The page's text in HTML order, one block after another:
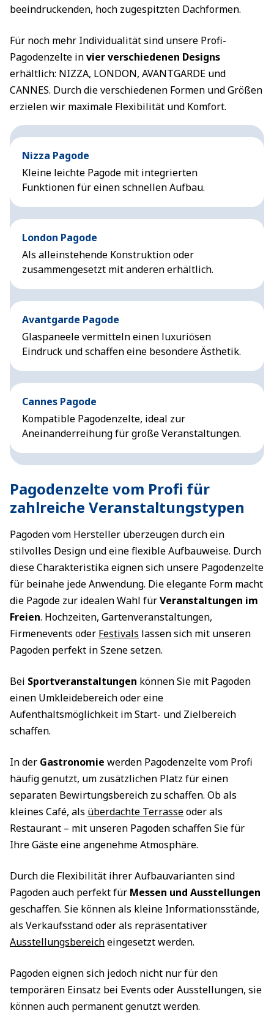
beeindruckenden, hoch zugespitzten Dachformen.
Für noch mehr Individualität sind unsere Profi-
Pagodenzelte invier verschiedenen Designs
erhältlich: NIZZA, LONDON, AVANTGARDE und
CANNES. Durch die verschiedenen Formen und Größen
erzielen wir maximale Flexibilität und Komfort.
Nizza Pagode
Kleine leichte Pagode mit integrierten
Funktionen für einen schnellen Aufbau.
London Pagode
Als alleinstehende Konstruktion oder
zusammengesetzt mit anderen erhältlich.
Avantgarde Pagode
Glaspaneele vermitteln einen luxuriösen
Eindruck und schaffen eine besondere Ästhetik.
Cannes Pagode
Kompatible Pagodenzelte, ideal zur
Aneinanderreihung für große Veranstaltungen.
Pagodenzelte vom Profi für
zahlreiche Veranstaltungstypen
Pagoden vom Hersteller überzeugen durch ein
stilvolles Design und eine flexible Aufbauweise. Durch
diese Charakteristika eignen sich unsere Pagodenzelte
für beinahe jede Anwendung. Die elegante Form macht
die Pagode zur idealen Wahl fürVeranstaltungen im
Freien. Hochzeiten, Gartenveranstaltungen,
Firmenevents oder Festivals lassen sich mit unseren
Pagoden perfekt in Szene setzen.
Bei Sportveranstaltungen können Sie mit Pagoden
einen Umkleidebereich oder eine
Aufenthaltsmöglichkeit im Start- und Zielbereich
schaffen.
In der Gastronomie werden Pagodenzelte vom Profi
häufig genutzt, um zusätzlichen Platz für einen
separaten Bewirtungsbereich zu schaffen. Ob als
kleines Café, als überdachte Terrasseoder als
Restaurant – mit unseren Pagoden schaffen Sie für
Ihre Gäste eine angenehme Atmosphäre.
Durch die Flexibilität ihrer Aufbauvarianten sind
Pagoden auch perfekt für Messen und Ausstellungen
geschaffen. Sie können als kleine Informationsstände,
als Verkaufsstand oder als repräsentativer
Ausstellungsbereicheingesetzt werden.
Pagoden eignen sich jedoch nicht nur für den
temporären Einsatz bei Events oder Ausstellungen, sie
können auch permanent genutzt werden.